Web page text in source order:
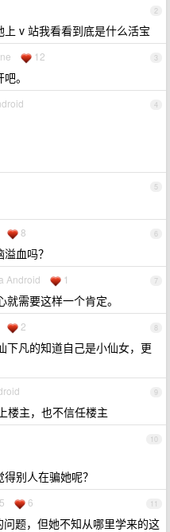
2
v 站我看看到底是什么活宝
3
12
。
4
5
6
8
血吗？
7
Android 1
需要这样一个肯定。
8
2
下凡的知道自己是小仙女，更
9
楼主，也不信任楼主
10
别人在骗她呢？
11
6
题，但她不知从哪里学来的这